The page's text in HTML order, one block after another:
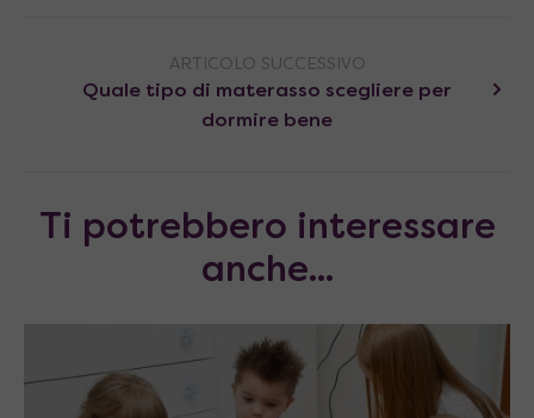
ARTICOLO SUCCESSIVO
Quale tipo di materasso scegliere per
dormire bene
Ti potrebbero interessare
anche...